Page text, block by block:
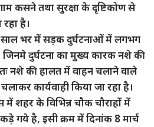
कसने तथा सुरक्षा के दृष्टिकोण से
रहा है।
भर में सड़क दुर्घटनाओं में लगभग
जिनमे दुर्घटना का मुख्य कारक नशे की
नशे की हालत में वाहन चलाने वाले
कार्यवाही किया जा रहा है।
में शहर के विभिन्न चौक चौराहों में
गये है, इसी क्रम में दिनांक 8 मार्च